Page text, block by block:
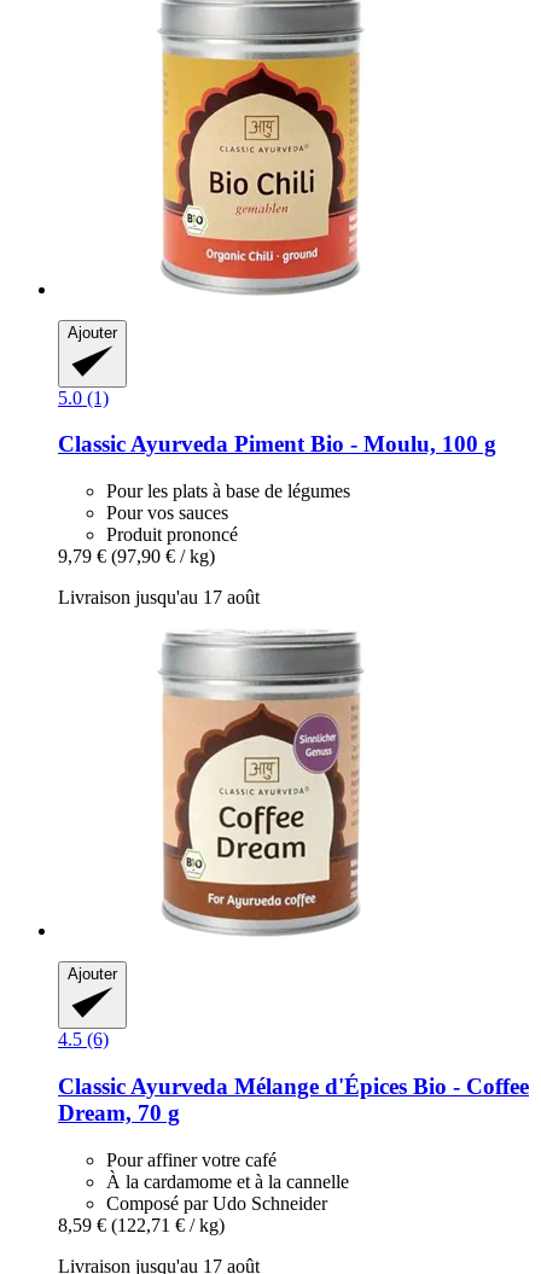
Ajouter
5.0 (1)
Classic Ayurveda Piment Bio -​ Moulu, 100 g
Pour les plats à base de légumes
Pour vos sauces
Produit prononcé
9,79 € (97,90 € / kg)
Livraison jusqu'au 17 août
Ajouter
4.5 (6)
Classic Ayurveda Mélange d'Épices Bio -​ Coffee
Dream, 70 g
Pour affiner votre café
À la cardamome et à la cannelle
Composé par Udo Schneider
8,59 € (122,71 € / kg)
Livraison jusqu'au 17 août